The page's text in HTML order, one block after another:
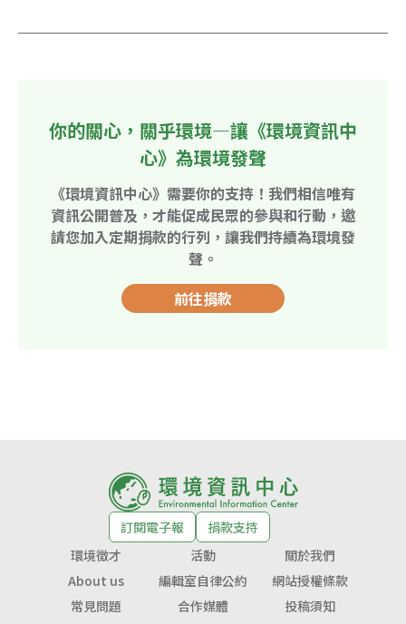
你的關心，關乎環境—讓《環境資訊中
心》為環境發聲
《環境資訊中心》需要你的支持！我們相信唯有
資訊公開普及，才能促成民眾的參與和行動，邀
請您加入定期捐款的行列，讓我們持續為環境發
聲。
前往捐款
訂閱電子報
捐款支持
環境徵才
活動
關於我們
About us
編輯室自律公約
網站授權條款
常見問題
合作媒體
投稿須知